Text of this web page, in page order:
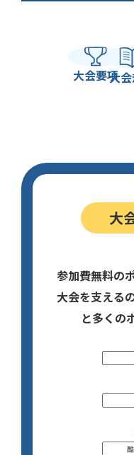
大会要項
大
大
参加費無料の
大会を支える
と多くの